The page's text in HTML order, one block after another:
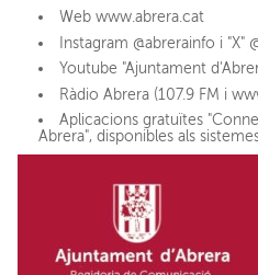
Web www.abrera.cat
Instagram @abrerainfo i "X"
Youtube "Ajuntament
Ràdio Abrera (107.9 FM i
Aplicacions gratuïtes
Abrera", disponibles als